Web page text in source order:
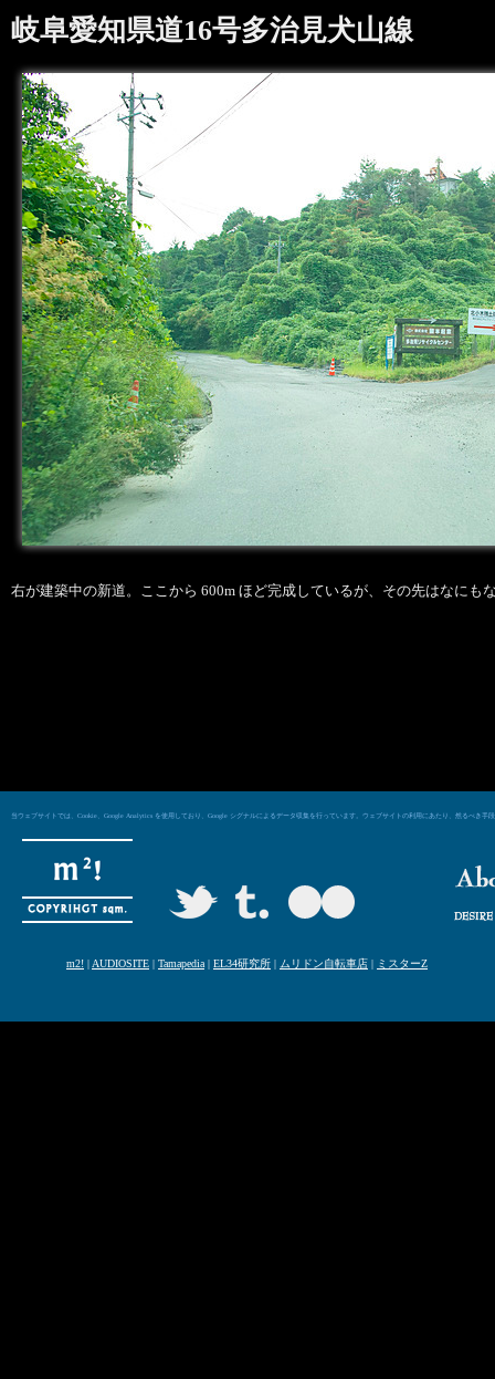
岐阜愛知県道16号多治見犬山線
右が建築中の新道。ここから 600m ほど完成しているが、その先はなにも
当ウェブサイトでは、Cookie、Google Analytics を使用しており、Google シグナルによるデータ収集を行っています。ウェブサイトの利用にあたり、然るべき
m2! | AUDIOSITE | Tamapedia | EL34研究所 | ムリドン自転車店 | ミスターZ